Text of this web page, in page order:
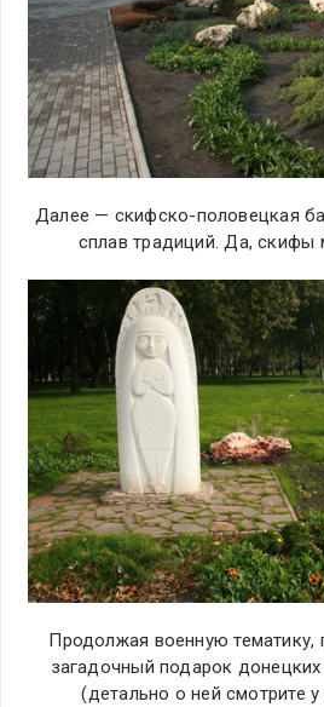
Далее — скифско-половецкая
сплав традиций. Да, скифы
Продолжая военную тематику,
загадочный подарок
(детально о ней смотрите